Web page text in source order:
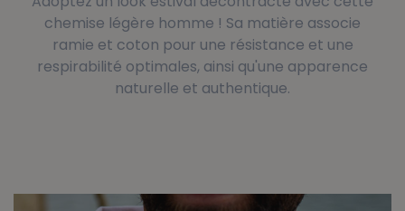
chemise légère homme ! Sa matière associe
ramie et coton pour une résistance et une
respirabilité optimales, ainsi qu'une apparence
naturelle et authentique.